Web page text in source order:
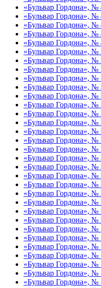
«Бульвар Гордона», №
«Бульвар Гордона», №
«Бульвар Гордона», №
«Бульвар Гордона», №
«Бульвар Гордона», №
«Бульвар Гордона», №
«Бульвар Гордона», №
«Бульвар Гордона», №
«Бульвар Гордона», №
«Бульвар Гордона», №
«Бульвар Гордона», №
«Бульвар Гордона», №
«Бульвар Гордона», №
«Бульвар Гордона», №
«Бульвар Гордона»,
«Бульвар Гордона»,
«Бульвар Гордона»,
«Бульвар Гордона»,
«Бульвар Гордона»,
«Бульвар Гордона»,
«Бульвар Гордона»,
«Бульвар Гордона»,
«Бульвар Гордона»,
«Бульвар Гордона», №
«Бульвар Гордона», №
«Бульвар Гордона», №
«Бульвар Гордона», №
«Бульвар Гордона», №
«Бульвар Гордона», №
«Бульвар Гордона», №
«Бульвар Гордона», №
«Бульвар Гордона», №